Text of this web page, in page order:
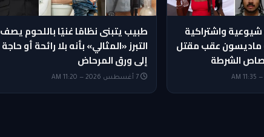
واشتراكية
ماديسون عقب مقتل
الشرطة
طبيب يتبنى نظامًا غنيًا باللحوم يصف
التبرز «المثالي» بأنه بلا رائحة أو حاجة
إلى ورق المرحاض
7 أغسطس 2026 — 11:20 AM